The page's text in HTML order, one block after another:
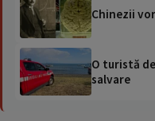
Chinezii
O turistă
salvare